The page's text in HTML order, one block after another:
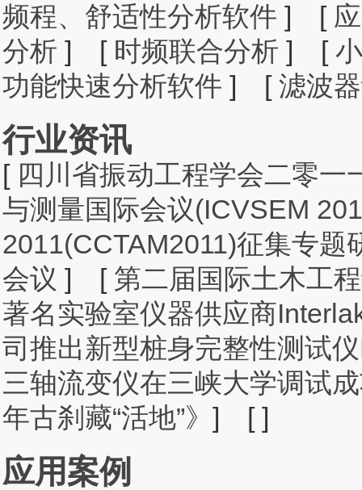
频程、舒适性分析软件 ] [
分析 ] [ 时频联合分析 ] [
功能快速分析软件 ] [ 滤波
行业资讯
[ 四川省振动工程学会二零一
与测量国际会议(ICVSEM
2011(CCTAM2011)征集专题
会议 ] [ 第二届国际土木工
著名实验室仪器供应商
司推出新型桩身完整性测试
三轴流变仪在三峡大学调试
年古刹藏“活地”》 ] [ ]
应用案例